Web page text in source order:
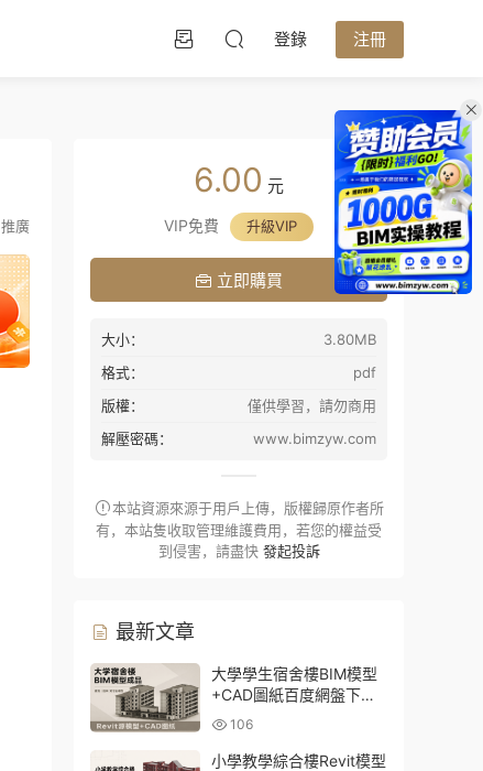
登錄 注冊
推廣
6.00 元
VIP免費 升級VIP
立即購買
大小：
3.80MB
格式：
pdf
版權：
僅供學習，請勿商用
解壓密碼：
www.bimzyw.com
本站資源來源于用戶上傳，版權歸原作者所
有，本站隻收取管理維護費用，若您的權益受
到侵害，請盡快 發起投訴
最新文章
大學學生宿舍樓BIM模型
+CAD圖紙百度網盤下載
｜建築結構全套Revit源文
件
106
小學教學綜合樓Revit模型